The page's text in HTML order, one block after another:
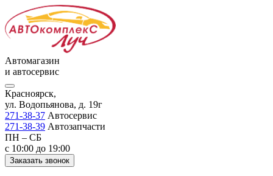
Автомагазин
и автосервис
Красноярск,
ул. Водопьянова, д. 19г
271-38-37 Автосервис
271-38-39 Автозапчасти
ПН – СБ
с 10:00 до 19:00
Заказать звонок